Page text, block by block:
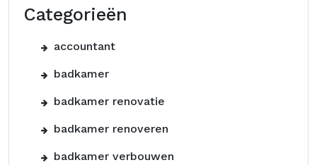
Categorieën
accountant
badkamer
badkamer renovatie
badkamer renoveren
badkamer verbouwen